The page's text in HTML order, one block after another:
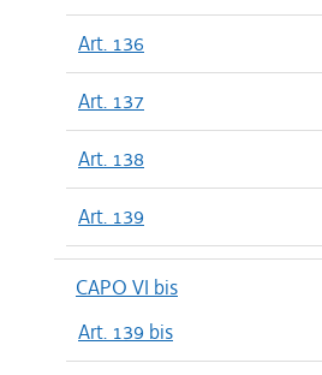
Art. 136
Art. 137
Art. 138
Art. 139
CAPO VI bis
Art. 139 bis